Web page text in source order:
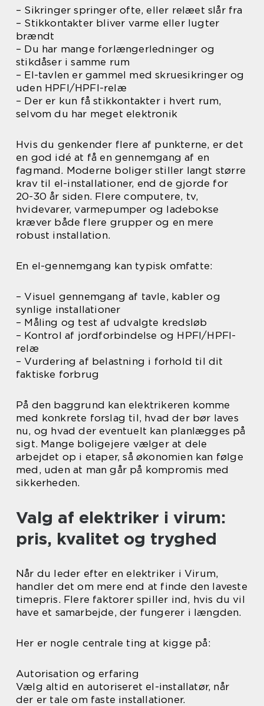
– Sikringer springer ofte, eller relæet slår fra
– Stikkontakter bliver varme eller lugter
brændt
– Du har mange forlængerledninger og
stikdåser i samme rum
– El-tavlen er gammel med skruesikringer og
uden HPFI/HPFI-relæ
– Der er kun få stikkontakter i hvert rum,
selvom du har meget elektronik
Hvis du genkender flere af punkterne, er det
en god idé at få en gennemgang af en
fagmand. Moderne boliger stiller langt større
krav til el-installationer, end de gjorde for
20-30 år siden. Flere computere, tv,
hvidevarer, varmepumper og ladebokse
kræver både flere grupper og en mere
robust installation.
En el-gennemgang kan typisk omfatte:
– Visuel gennemgang af tavle, kabler og
synlige installationer
– Måling og test af udvalgte kredsløb
– Kontrol af jordforbindelse og HPFI/HPFI-
relæ
– Vurdering af belastning i forhold til dit
faktiske forbrug
På den baggrund kan elektrikeren komme
med konkrete forslag til, hvad der bør laves
nu, og hvad der eventuelt kan planlægges på
sigt. Mange boligejere vælger at dele
arbejdet op i etaper, så økonomien kan følge
med, uden at man går på kompromis med
sikkerheden.
Valg af elektriker i virum:
pris, kvalitet og tryghed
Når du leder efter en elektriker i Virum,
handler det om mere end at finde den laveste
timepris. Flere faktorer spiller ind, hvis du vil
have et samarbejde, der fungerer i længden.
Her er nogle centrale ting at kigge på:
Autorisation og erfaring
Vælg altid en autoriseret el-installatør, når
der er tale om faste installationer.